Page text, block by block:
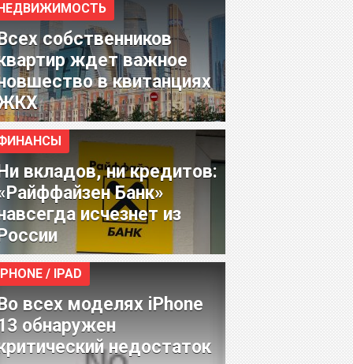
Всех собственников
ждет важное
в квитанциях
Ни вкладов, ни кредитов:
Банк»
исчезнет из
России
/ IPAD
Во всех моделях iPhone
обнаружен
недостаток